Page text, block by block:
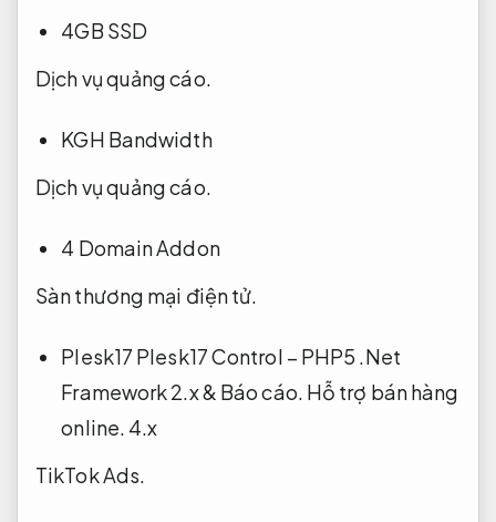
4GB SSD
Dịch vụ quảng cáo.
KGH Bandwidth
Dịch vụ quảng cáo.
4 Domain Addon
Sàn thương mại điện tử.
Plesk17 Plesk17 Control – PHP5 .Net
Framework 2.x & Báo cáo. Hỗ trợ bán hàng
online. 4.x
TikTok Ads.